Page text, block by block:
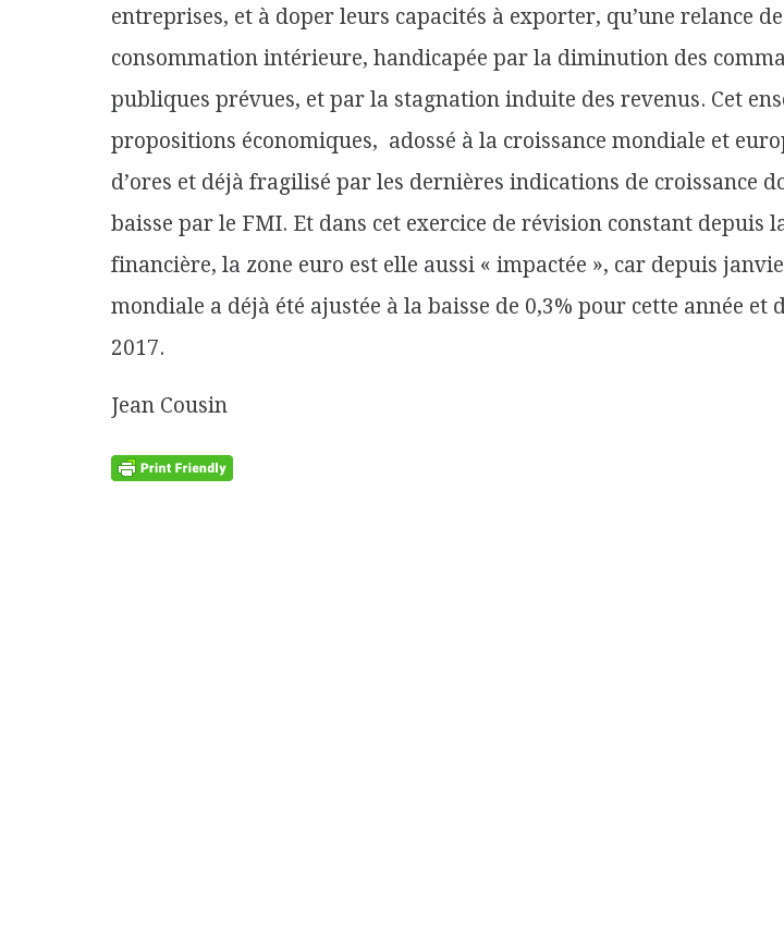
entreprises, et à doper leurs capacités à exporter, qu’une relance
consommation intérieure, handicapée par la diminution des
publiques prévues, et par la stagnation induite des revenus. Cet
propositions économiques, adossé à la croissance mondiale et
d’ores et déjà fragilisé par les dernières indications de croissance
baisse par le FMI. Et dans cet exercice de révision constant depuis
financière, la zone euro est elle aussi « impactée », car depuis
mondiale a déjà été ajustée à la baisse de 0,3% pour cette année et
2017.
Jean Cousin